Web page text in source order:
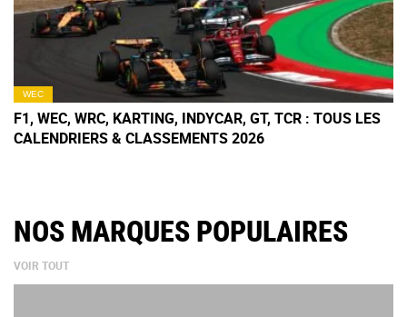
WEC
F1, WEC, WRC, KARTING, INDYCAR, GT, TCR : TOUS LES
CALENDRIERS & CLASSEMENTS 2026
NOS MARQUES POPULAIRES
VOIR TOUT